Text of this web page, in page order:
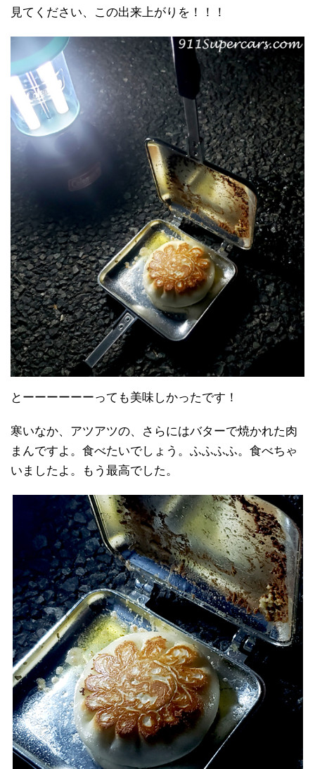
見てください、この出来上がりを！！！
とーーーーーーっても美味しかったです！
寒いなか、アツアツの、さらにはバターで焼かれた肉
まんですよ。食べたいでしょう。ふふふふ。食べちゃ
いましたよ。もう最高でした。